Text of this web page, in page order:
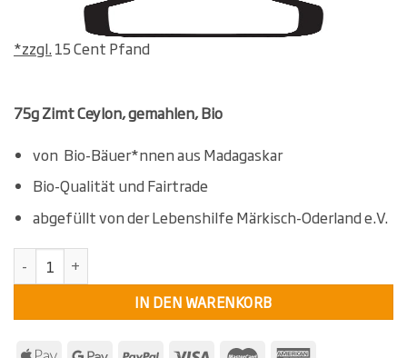
*zzgl. 15 Cent Pfand
75g Zimt Ceylon, gemahlen, Bio
von Bio-Bäuer*nnen aus Madagaskar
Bio-Qualität und Fairtrade
abgefüllt von der Lebenshilfe Märkisch-Oderland e.V.
KollektivKräuter Bio-Zimt Ceylon Menge
IN DEN WARENKORB